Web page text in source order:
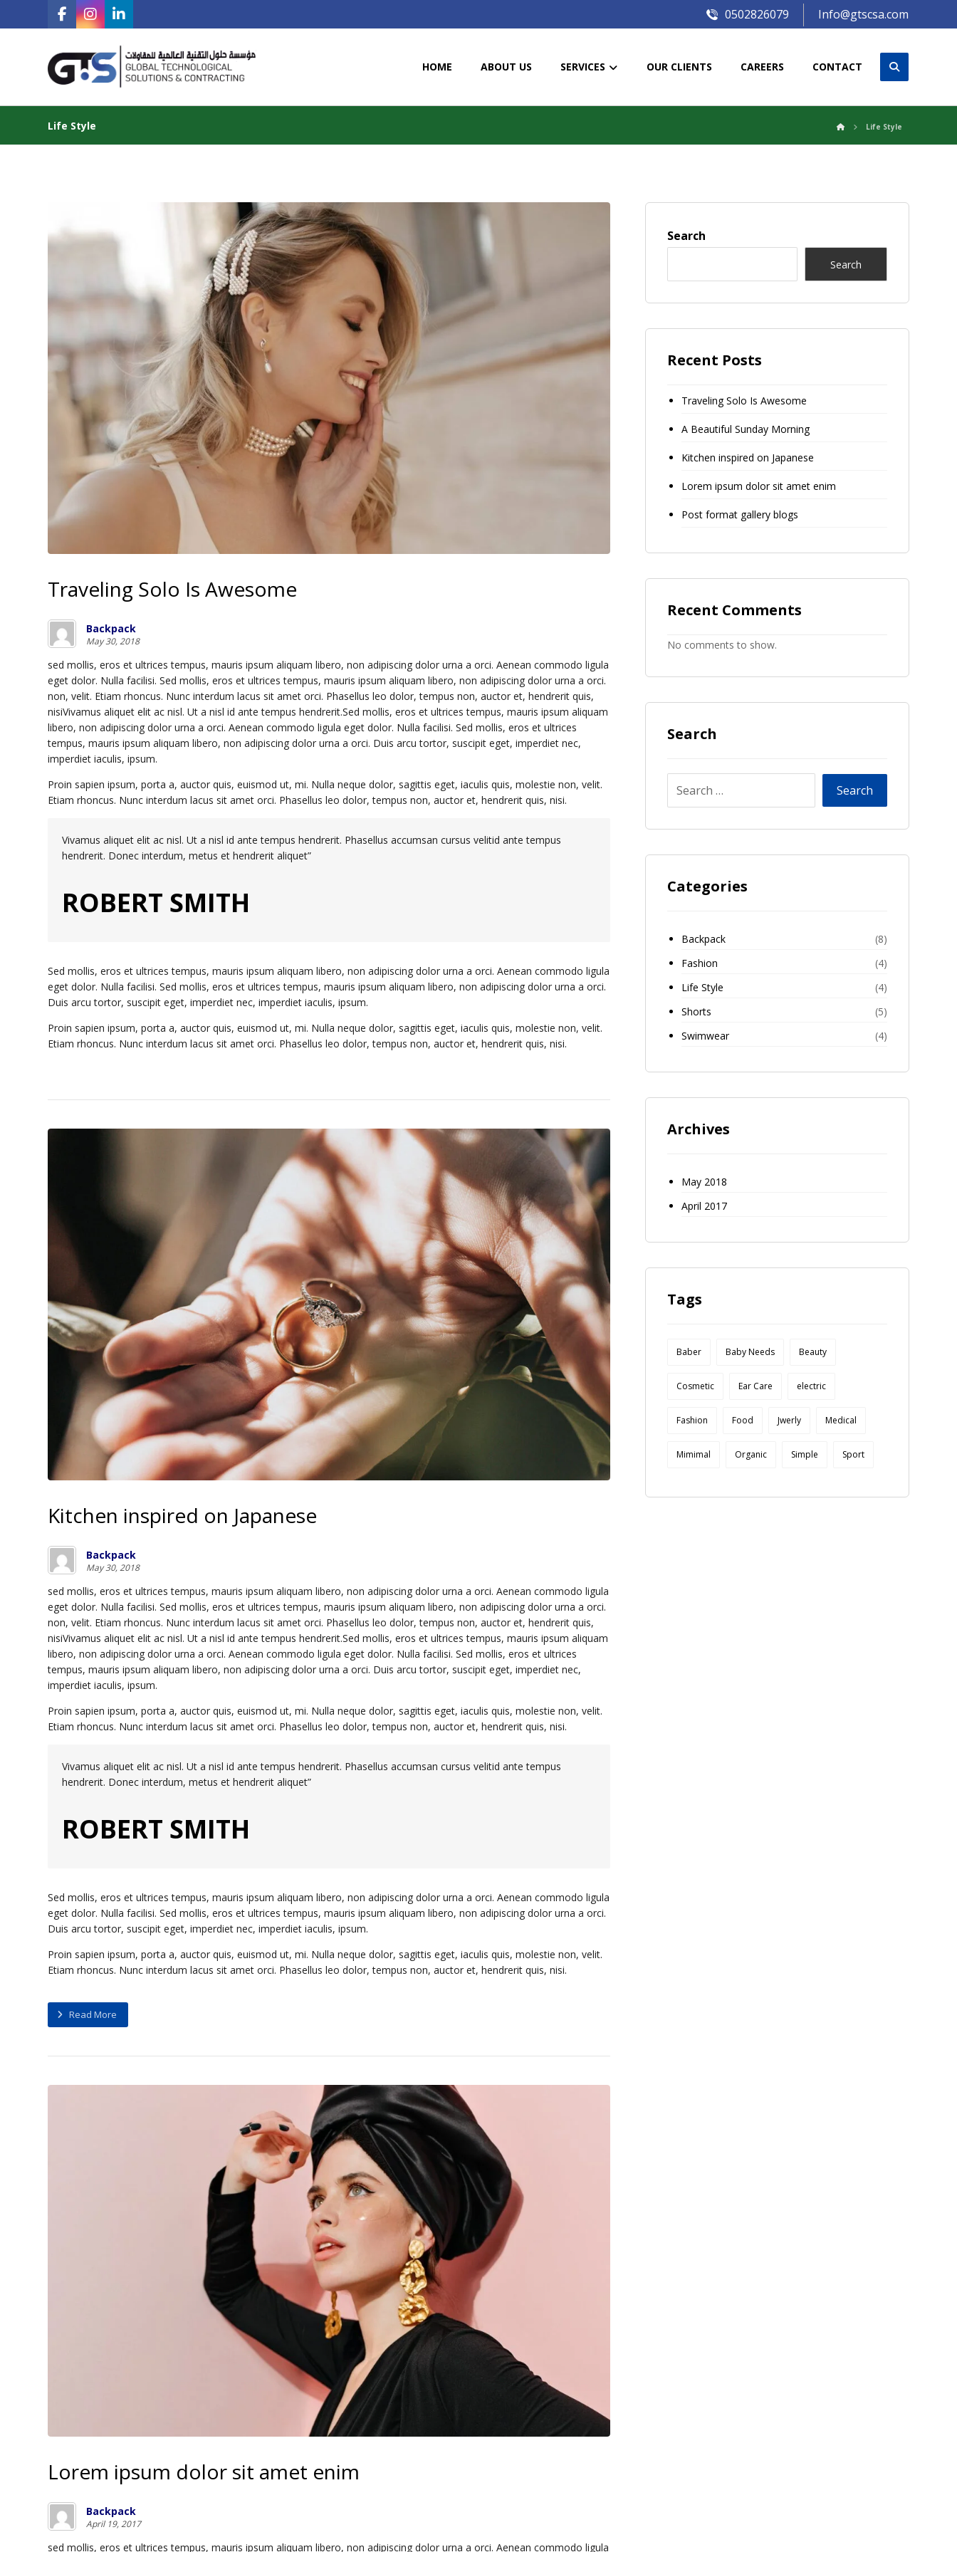
Info@gtscsa.com
0502826079
HOME ABOUT US SERVICES OUR CLIENTS CAREERS CONTACT
Life Style Life Style
Traveling Solo Is Awesome
Backpack
May 30, 2018
sed mollis, eros et ultrices tempus, mauris ipsum aliquam libero, non adipiscing dolor urna a orci. Aenean commodo ligula
eget dolor. Nulla facilisi. Sed mollis, eros et ultrices tempus, mauris ipsum aliquam libero, non adipiscing dolor urna a orci.
non, velit. Etiam rhoncus. Nunc interdum lacus sit amet orci. Phasellus leo dolor, tempus non, auctor et, hendrerit quis,
nisiVivamus aliquet elit ac nisl. Ut a nisl id ante tempus hendrerit.Sed mollis, eros et ultrices tempus, mauris ipsum aliquam
libero, non adipiscing dolor urna a orci. Aenean commodo ligula eget dolor. Nulla facilisi. Sed mollis, eros et ultrices
tempus, mauris ipsum aliquam libero, non adipiscing dolor urna a orci. Duis arcu tortor, suscipit eget, imperdiet nec,
imperdiet iaculis, ipsum.
Proin sapien ipsum, porta a, auctor quis, euismod ut, mi. Nulla neque dolor, sagittis eget, iaculis quis, molestie non, velit.
Etiam rhoncus. Nunc interdum lacus sit amet orci. Phasellus leo dolor, tempus non, auctor et, hendrerit quis, nisi.
Vivamus aliquet elit ac nisl. Ut a nisl id ante tempus hendrerit. Phasellus accumsan cursus velitid ante tempus
hendrerit. Donec interdum, metus et hendrerit aliquet”
ROBERT SMITH
Sed mollis, eros et ultrices tempus, mauris ipsum aliquam libero, non adipiscing dolor urna a orci. Aenean commodo ligula
eget dolor. Nulla facilisi. Sed mollis, eros et ultrices tempus, mauris ipsum aliquam libero, non adipiscing dolor urna a orci.
Duis arcu tortor, suscipit eget, imperdiet nec, imperdiet iaculis, ipsum.
Proin sapien ipsum, porta a, auctor quis, euismod ut, mi. Nulla neque dolor, sagittis eget, iaculis quis, molestie non, velit.
Etiam rhoncus. Nunc interdum lacus sit amet orci. Phasellus leo dolor, tempus non, auctor et, hendrerit quis, nisi.
Kitchen inspired on Japanese
Backpack
May 30, 2018
sed mollis, eros et ultrices tempus, mauris ipsum aliquam libero, non adipiscing dolor urna a orci. Aenean commodo ligula
eget dolor. Nulla facilisi. Sed mollis, eros et ultrices tempus, mauris ipsum aliquam libero, non adipiscing dolor urna a orci.
non, velit. Etiam rhoncus. Nunc interdum lacus sit amet orci. Phasellus leo dolor, tempus non, auctor et, hendrerit quis,
nisiVivamus aliquet elit ac nisl. Ut a nisl id ante tempus hendrerit.Sed mollis, eros et ultrices tempus, mauris ipsum aliquam
libero, non adipiscing dolor urna a orci. Aenean commodo ligula eget dolor. Nulla facilisi. Sed mollis, eros et ultrices
tempus, mauris ipsum aliquam libero, non adipiscing dolor urna a orci. Duis arcu tortor, suscipit eget, imperdiet nec,
imperdiet iaculis, ipsum.
Proin sapien ipsum, porta a, auctor quis, euismod ut, mi. Nulla neque dolor, sagittis eget, iaculis quis, molestie non, velit.
Etiam rhoncus. Nunc interdum lacus sit amet orci. Phasellus leo dolor, tempus non, auctor et, hendrerit quis, nisi.
Vivamus aliquet elit ac nisl. Ut a nisl id ante tempus hendrerit. Phasellus accumsan cursus velitid ante tempus
hendrerit. Donec interdum, metus et hendrerit aliquet”
ROBERT SMITH
Sed mollis, eros et ultrices tempus, mauris ipsum aliquam libero, non adipiscing dolor urna a orci. Aenean commodo ligula
eget dolor. Nulla facilisi. Sed mollis, eros et ultrices tempus, mauris ipsum aliquam libero, non adipiscing dolor urna a orci.
Duis arcu tortor, suscipit eget, imperdiet nec, imperdiet iaculis, ipsum.
Proin sapien ipsum, porta a, auctor quis, euismod ut, mi. Nulla neque dolor, sagittis eget, iaculis quis, molestie non, velit.
Etiam rhoncus. Nunc interdum lacus sit amet orci. Phasellus leo dolor, tempus non, auctor et, hendrerit quis, nisi.
Read More
Lorem ipsum dolor sit amet enim
Backpack
April 19, 2017
sed mollis, eros et ultrices tempus, mauris ipsum aliquam libero, non adipiscing dolor urna a orci. Aenean commodo ligula
Search
Search
Recent Posts
Traveling Solo Is Awesome
A Beautiful Sunday Morning
Kitchen inspired on Japanese
Lorem ipsum dolor sit amet enim
Post format gallery blogs
Recent Comments
No comments to show.
Search
Categories
Backpack
(8)
Fashion
(4)
Life Style
(4)
Shorts
(5)
Swimwear
(4)
Archives
May 2018
April 2017
Tags
Baber Baby Needs Beauty
Cosmetic Ear Care electric
Fashion Food Jwerly Medical
Mimimal Organic Simple Sport